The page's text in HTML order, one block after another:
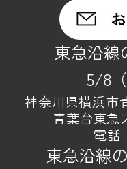
東急沿
5/8
神奈川県横浜市
青葉台東急
電話
東急沿線